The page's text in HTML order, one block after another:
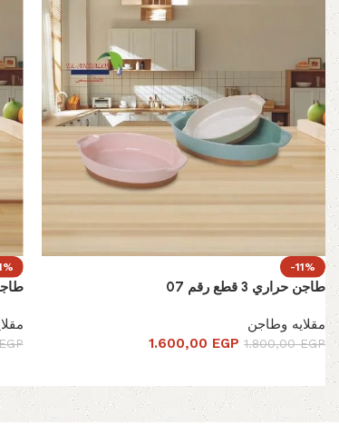
-11%
طاجن حراري 3 قطع رقم 07
مقلايه وطاجن
1.800,00EGP
1.600,00 EGP
طاجن